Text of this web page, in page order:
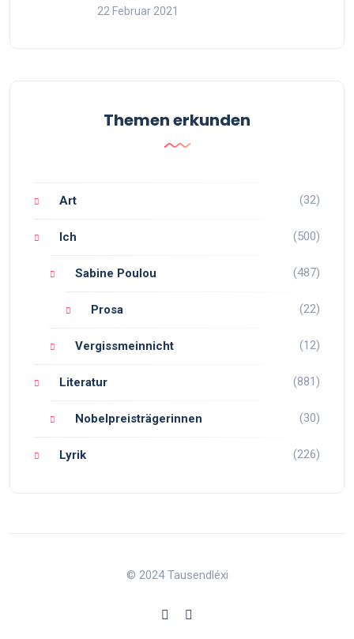
22 Februar 2021
Themen erkunden
Art (32)
Ich (500)
Sabine Poulou (487)
Prosa (22)
Vergissmeinnicht (12)
Literatur (881)
Nobelpreisträgerinnen (30)
Lyrik (226)
© 2024 Tausendléxi